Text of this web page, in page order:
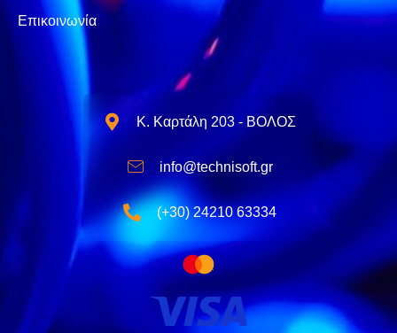
Επικοινωνία
Κ. Καρτάλη 203 - ΒΟΛΟΣ
info@technisoft.gr
(+30) 24210 63334